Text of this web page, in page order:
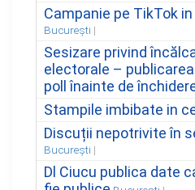
Campanie pe TikTok
București
Sesizare privind
electorale –
poll înainte de
Stampile imbibate in
Discuții nepotrivite în
București
Dl Ciucu publica date